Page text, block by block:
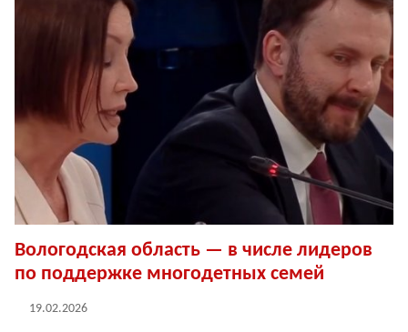
Вологодская область — в числе лидеров
по поддержке многодетных семей
19.02.2026